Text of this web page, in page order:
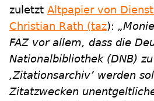
zuletzt Altpapier von
Christian Rath (taz):
FAZ vor allem, dass die
Nationalbibliothek (DNB)
‚Zitationsarchiv’ werden
Zitatzwecken